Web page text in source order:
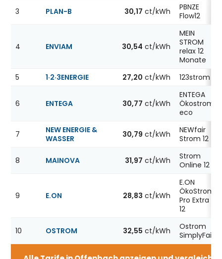
3 PLAN-B 30,17 ct/kWh
PBNZE
Flow12
4 ENVIAM 30,54 ct/kWh
MEIN
STROM
relax 12
Monate
5
1·2·3ENERGIE 27,20 ct/kWh 123strom
6 ENTEGA 30,77 ct/kWh
ENTEGA
Ökostrom
eco
7
NEW ENERGIE &
WASSER
30,79 ct/kWh
NEWfair
Strom 12
8 MAINOVA 31,97 ct/kWh
Strom
Online 12
9 E.ON 28,83 ct/kWh
E.ON
ÖkoStrom
Pro Extra
12
10 OSTROM 32,55 ct/kWh
Ostrom
SimplyFair